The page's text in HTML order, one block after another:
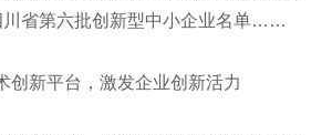
川省第六批创新型中小企业名单……
创新平台，激发企业创新活力